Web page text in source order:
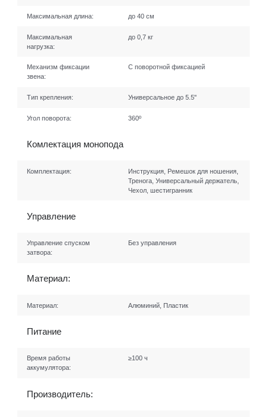
Максимальная длина: до 40 см
Максимальная
нагрузка:
до 0,7 кг
Механизм фиксации
звена:
С поворотной фиксацией
Тип крепления: Универсальное до 5.5"
Угол поворота: 360º
Комлектация монопода
Комплектация:
Инструкция, Ремешок для ношения,
Тренога, Универсальный держатель,
Чехол, шестигранник
Управление
Управление спуском
затвора:
Без управления
Материал:
Материал: Алюминий, Пластик
Питание
Время работы
аккумулятора:
≥100 ч
Производитель: